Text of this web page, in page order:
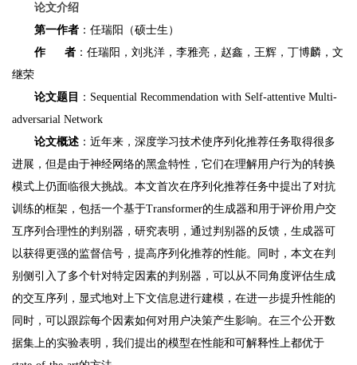
论文介绍
第一作者 ：任瑞阳（硕士生）
作 者 ：任瑞阳，刘兆洋，李雅亮，赵鑫，王辉，丁博麟，文
继荣
论文题目 ：Sequential Recommendation with Self-attentive Multi-
adversarial Network
论文概述 ：近年来，深度学习技术使序列化推荐任务取得很多
进展，但是由于神经网络的黑盒特性，它们在理解用户行为的转换
模式上仍面临很大挑战。本文首次在序列化推荐任务中提出了对抗
训练的框架，包括一个基于Transformer的生成器和用于评价用户交
互序列合理性的判别器，研究表明，通过判别器的反馈，生成器可
以获得更强的监督信号，提高序列化推荐的性能。同时，本文在判
别侧引入了多个针对特定因素的判别器，可以从不同角度评估生成
的交互序列，显式地对上下文信息进行建模，在进一步提升性能的
同时，可以跟踪每个因素如何对用户决策产生影响。在三个公开数
据集上的实验表明，我们提出的模型在性能和可解释性上都优于